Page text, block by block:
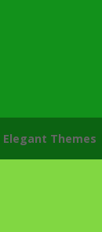
Elegant Themes